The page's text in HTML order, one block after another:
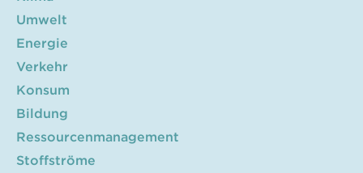
Umwelt
Energie
Verkehr
Konsum
Bildung
Ressourcenmanagement
Stoffströme